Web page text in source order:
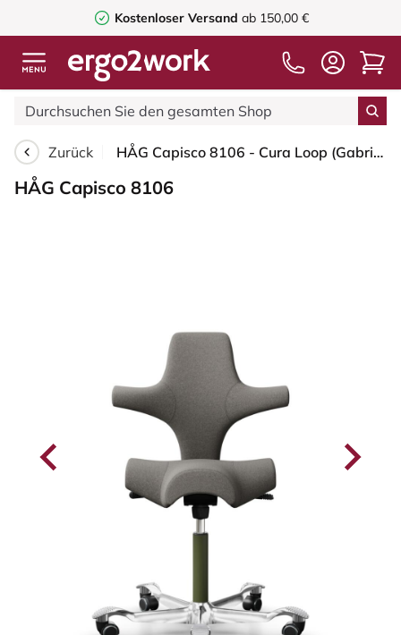
Kostenloser Versand ab 150,00 €
Zurück HÅG Capisco 8106 - Cura Loop (Gabriel) - Recyceltes Polyester - CLP61168 Beige-grey - Moss Grey - 200 mm (Sitzhöhe 46-64cm) - Harte Rollen für weiche Böden
HÅG Capisco 8106